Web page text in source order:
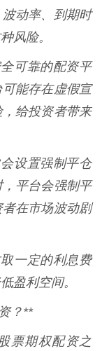
动率、到期时
风险。
可靠的配资平
能存在虚假宣
给投资者带来
设置强制平仓
平台会强制平
在市场波动剧
一定的利息费
盈利空间。
？**
票期权配资之